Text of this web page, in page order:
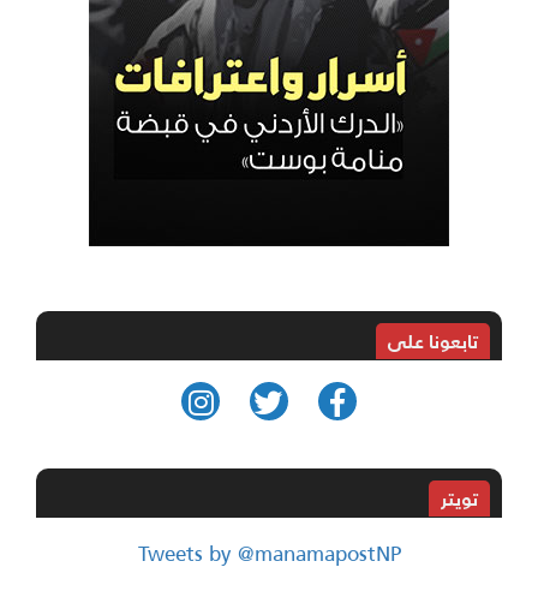
تابعونا على
تويتر
Tweets by @manamapostNP